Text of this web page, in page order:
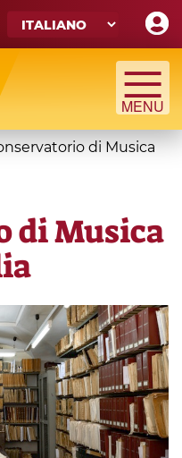
di Musica
di Musica